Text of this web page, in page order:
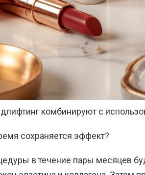
комбинируют с
сохраняется эффект?
в течение пары месяцев